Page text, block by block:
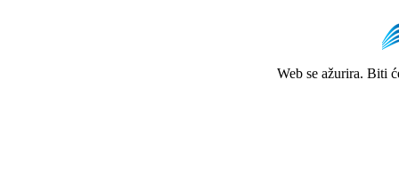
Web se ažurira. Biti